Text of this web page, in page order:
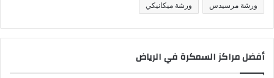
ورشة مرسيدس ورشة ميكانيكي
أفضل مراكز السمكرة في الرياض